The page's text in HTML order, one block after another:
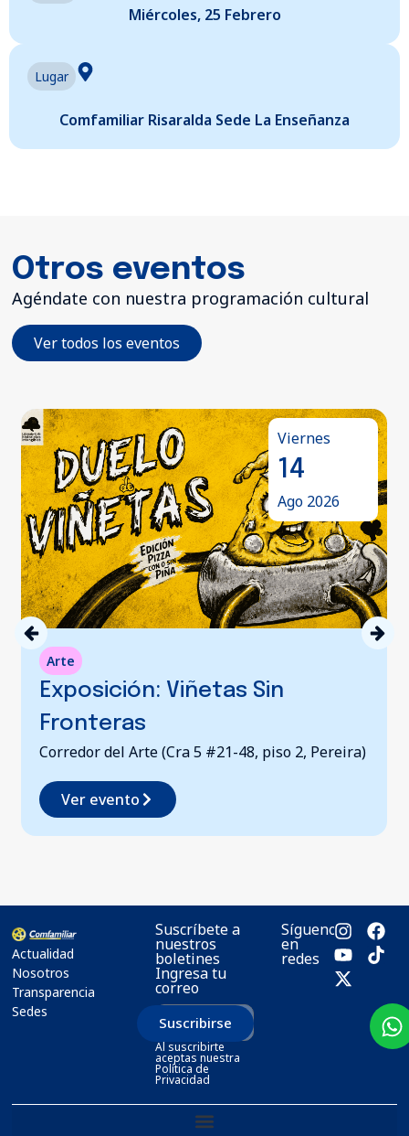
Miércoles, 25 Febrero
Lugar
Comfamiliar Risaralda Sede La Enseñanza
Otros eventos
Agéndate con nuestra programación cultural
Ver todos los eventos
Viernes
14
Ago 2026
Arte
Exposición: Viñetas Sin
Fronteras
Corredor del Arte (Cra 5 #21-48, piso 2, Pereira)
Ver evento
Actualidad
Nosotros
Transparencia
Sedes
Suscríbete a
nuestros
boletines
Ingresa tu
correo
Suscribirse
Al suscribirte
aceptas nuestra
Política de
Privacidad
Síguenos
en
redes